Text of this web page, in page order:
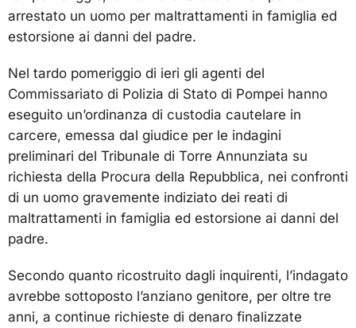
arrestato un uomo per maltrattamenti in famiglia ed
estorsione ai danni del padre.
Nel tardo pomeriggio di ieri gli agenti del
Commissariato di Polizia di Stato di Pompei hanno
eseguito un’ordinanza di custodia cautelare in
carcere, emessa dal giudice per le indagini
preliminari del Tribunale di Torre Annunziata su
richiesta della Procura della Repubblica, nei confronti
di un uomo gravemente indiziato dei reati di
maltrattamenti in famiglia ed estorsione ai danni del
padre.
Secondo quanto ricostruito dagli inquirenti, l’indagato
avrebbe sottoposto l’anziano genitore, per oltre tre
anni, a continue richieste di denaro finalizzate